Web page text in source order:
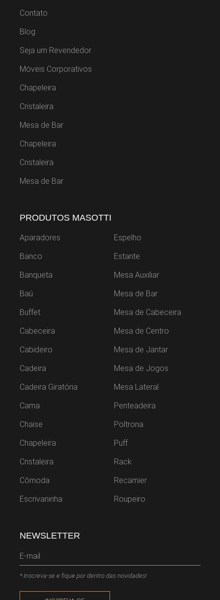
Contato
Blog
Seja um Revendedor
Móveis Corporativos
Chapeleira
Cristaleira
Mesa de Bar
Chapeleira
Cristaleira
Mesa de Bar
PRODUTOS MASOTTI
Aparadores
Banco
Banqueta
Baú
Buffet
Cabeceira
Cabideiro
Cadeira
Cadeira Giratória
Cama
Chaise
Chapeleira
Cristaleira
Cômoda
Escrivaninha
Espelho
Estante
Mesa Auxiliar
Mesa de Bar
Mesa de Cabeceira
Mesa de Centro
Mesa de Jantar
Mesa de Jogos
Mesa Lateral
Penteadeira
Poltrona
Puff
Rack
Recamier
Roupeiro
NEWSLETTER
* Inscreva-se e fique por dentro das novidades!